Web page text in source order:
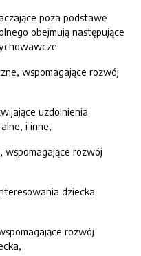
poza podstawę
obejmują następujące
wspomagające rozwój
uzdolnienia
i inne,
rozwój
dziecka
rozwój